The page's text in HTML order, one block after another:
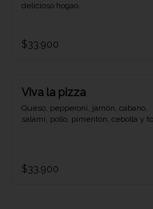
delicioso hogao.
$33.900
Viva la pizza
Queso, pepperoni, jamón, cabano,
salamí, pollo, pimentón, cebolla y
$33.900